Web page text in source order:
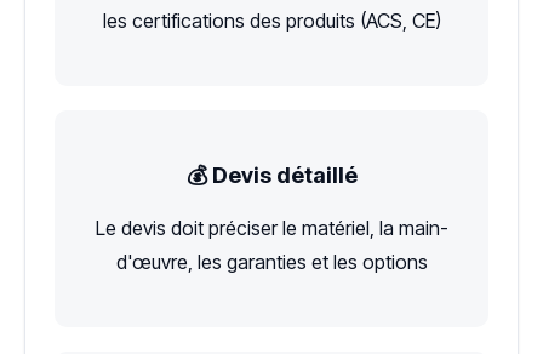
les certifications des produits (ACS, CE)
💰 Devis détaillé
Le devis doit préciser le matériel, la main-
d'œuvre, les garanties et les options